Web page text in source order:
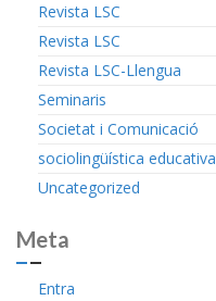
Revista LSC
Revista LSC
Revista LSC-Llengua
Seminaris
Societat i Comunicació
sociolingüística educativa
Uncategorized
Meta
Entra